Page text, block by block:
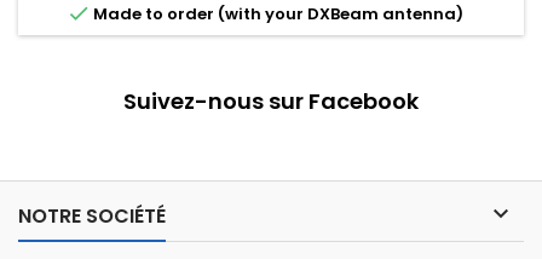
 Made to order (with your DXBeam antenna)
Suivez-nous sur Facebook
NOTRE SOCIÉTÉ 